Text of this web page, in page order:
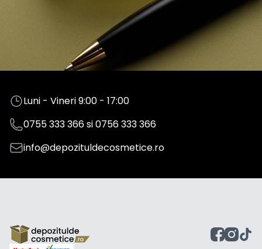
Luni - Vineri 9:00 - 17:00
0755 333 366si0756 333 366
info@depozituldecosmetice.ro